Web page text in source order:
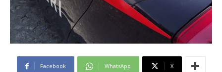
Facebook WhatsApp X